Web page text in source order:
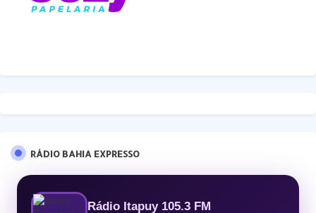
RÁDIO BAHIA EXPRESSO
Rádio Itapuy 105.3 FM